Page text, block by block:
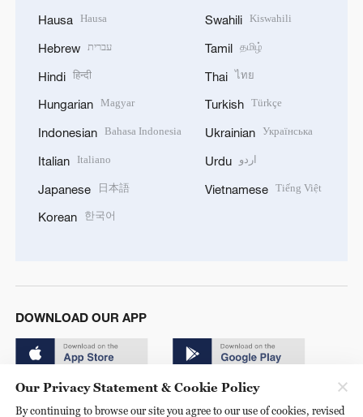
Hausa Hausa
Hebrew עברית
Hindi हिन्दी
Hungarian Magyar
Indonesian Bahasa Indonesia
Italian Italiano
Japanese 日本語
Korean 한국어
Swahili Kiswahili
Tamil தமிழ்
Thai ไทย
Turkish Türkçe
Ukrainian Українська
Urdu اردو
Vietnamese Tiếng Việt
DOWNLOAD OUR APP
Our Privacy Statement & Cookie Policy
By continuing to browse our site you agree to our use of cookies, revised